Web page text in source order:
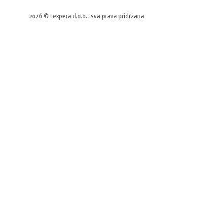
2026 © Lexpera d.o.o., sva prava pridržana